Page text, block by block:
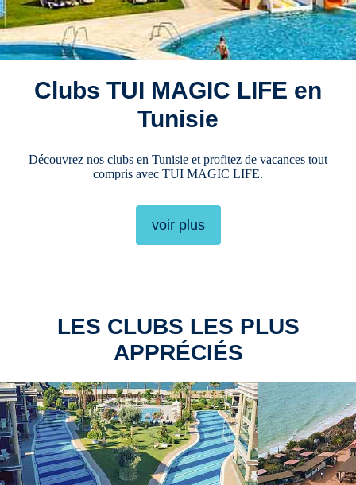
Clubs TUI MAGIC LIFE en
Tunisie
Découvrez nos clubs en Tunisie et profitez de vacances tout
compris avec TUI MAGIC LIFE.
voir plus
LES CLUBS LES PLUS
APPRÉCIÉS